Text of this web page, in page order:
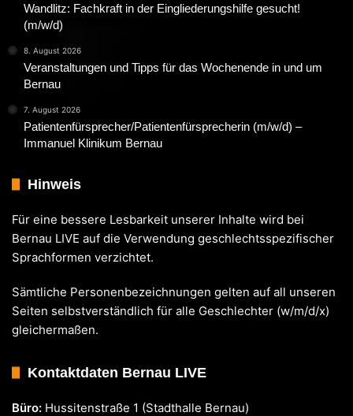
Wandlitz: Fachkraft in der Eingliederungshilfe gesucht!
(m/w/d)
8. August 2026
Veranstaltungen und Tipps für das Wochenende in und um
Bernau
7. August 2026
Patientenfürsprecher/Patientenfürsprecherin (m/w/d) –
Immanuel Klinikum Bernau
Hinweis
Für eine bessere Lesbarkeit unserer Inhalte wird bei
Bernau LIVE auf die Verwendung geschlechtsspezifischer
Sprachformen verzichtet.
Sämtliche Personenbezeichnungen gelten auf all unseren
Seiten selbstverständlich für alle Geschlechter (w/m/d/x)
gleichermaßen.
Kontaktdaten Bernau LIVE
Büro: Hussitenstraße 1 (Stadthalle Bernau)